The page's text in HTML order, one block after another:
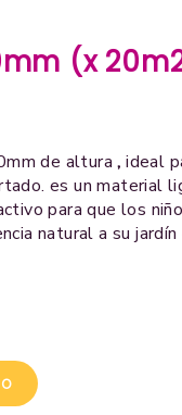
(x
de altura, ideal
es un material
para que los
natural a su